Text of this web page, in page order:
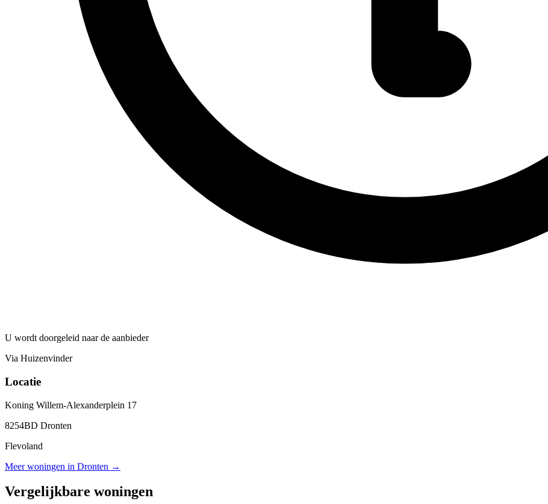
U wordt doorgeleid naar de aanbieder
Via Huizenvinder
Locatie
Koning Willem-Alexanderplein 17
8254BD Dronten
Flevoland
Meer woningen in Dronten →
Vergelijkbare woningen